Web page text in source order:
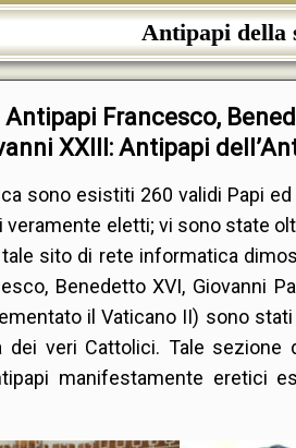
Antipapi della
Francesco,
XXIII: Antipapi
sono esistiti 260 validi Papi
eletti; vi sono state
sito di rete informatica
Benedetto XVI, Giovanni
il Vaticano II) sono
dei veri Cattolici. Tale
manifestamente eretici